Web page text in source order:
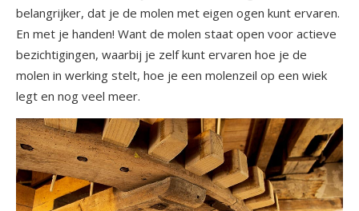
belangrijker, dat je de molen met eigen ogen kunt ervaren.
En met je handen! Want de molen staat open voor actieve
bezichtigingen, waarbij je zelf kunt ervaren hoe je de
molen in werking stelt, hoe je een molenzeil op een wiek
legt en nog veel meer.